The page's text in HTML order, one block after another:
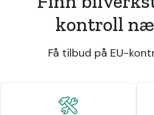
kontroll
Få tilbud på EU-